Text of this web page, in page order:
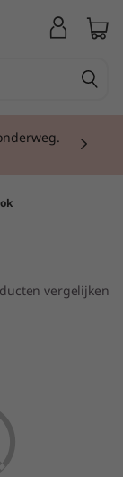
vergelijken